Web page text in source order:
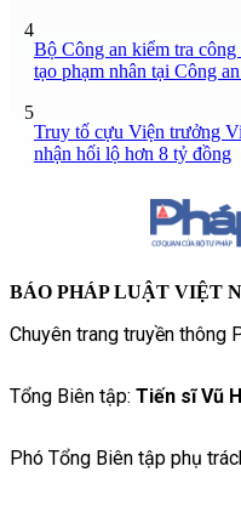
4
Bộ Công an kiểm tra
tạo phạm nhân tại Công
5
Truy tố cựu Viện trưởng
nhận hối lộ hơn 8 tỷ đồng
BÁO PHÁP LUẬT VIỆT
Chuyên trang truyền thông
Tổng Biên tập: Tiến sĩ Vũ
Phó Tổng Biên tập phụ